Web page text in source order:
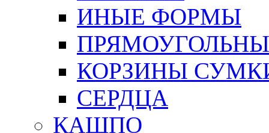
ИНЫЕ ФОРМЫ
КОРЗИНЫ
СЕРДЦА
КАШПО